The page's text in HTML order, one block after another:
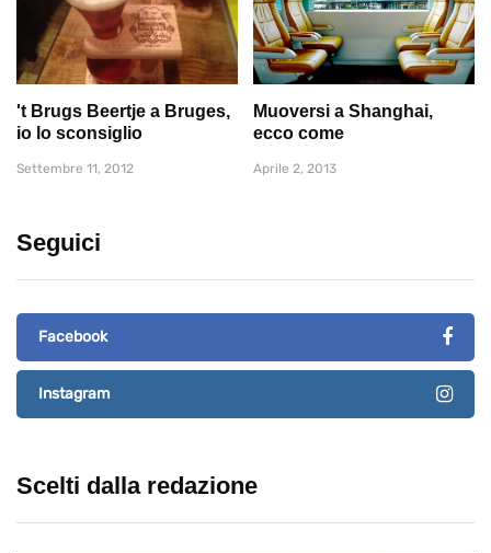
't Brugs Beertje a Bruges,
io lo sconsiglio
Settembre 11, 2012
Muoversi a Shanghai,
ecco come
Aprile 2, 2013
Seguici
Facebook
Instagram
Scelti dalla redazione